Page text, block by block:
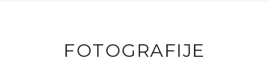
FOTOGRAFIJE